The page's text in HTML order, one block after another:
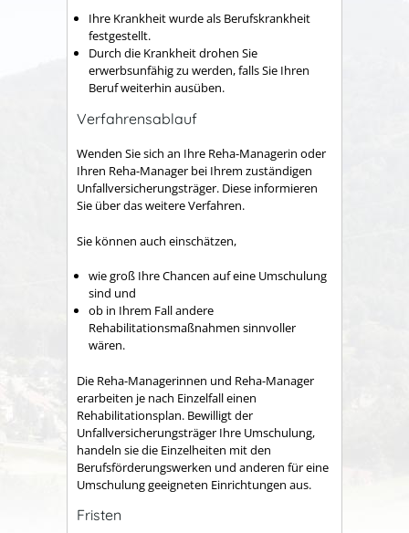
Ihre Krankheit wurde als Berufskrankheit
festgestellt.
Durch die Krankheit drohen Sie
erwerbsunfähig zu werden, falls Sie Ihren
Beruf weiterhin ausüben.
Verfahrensablauf
Wenden Sie sich an Ihre Reha-Managerin oder
Ihren Reha-Manager bei Ihrem zuständigen
Unfallversicherungsträger. Diese informieren
Sie über das weitere Verfahren.
Sie können auch einschätzen,
wie groß Ihre Chancen auf eine Umschulung
sind und
ob in Ihrem Fall andere
Rehabilitationsmaßnahmen sinnvoller
wären.
Die Reha-Managerinnen und Reha-Manager
erarbeiten je nach Einzelfall einen
Rehabilitationsplan. Bewilligt der
Unfallversicherungsträger Ihre Umschulung,
handeln sie die Einzelheiten mit den
Berufsförderungswerken und anderen für eine
Umschulung geeigneten Einrichtungen aus.
Fristen